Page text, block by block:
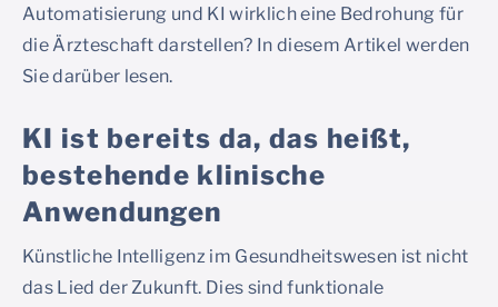
Automatisierung und KI wirklich eine Bedrohung für
die Ärzteschaft darstellen? In diesem Artikel werden
Sie darüber lesen.
KI ist bereits da, das heißt,
bestehende klinische
Anwendungen
Künstliche Intelligenz im Gesundheitswesen ist nicht
das Lied der Zukunft. Dies sind funktionale